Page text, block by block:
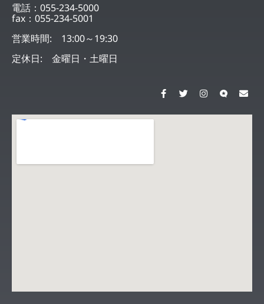
電話：055-234-5000
fax：055-234-5001
営業時間: 13:00～19:30
定休日: 金曜日・土曜日